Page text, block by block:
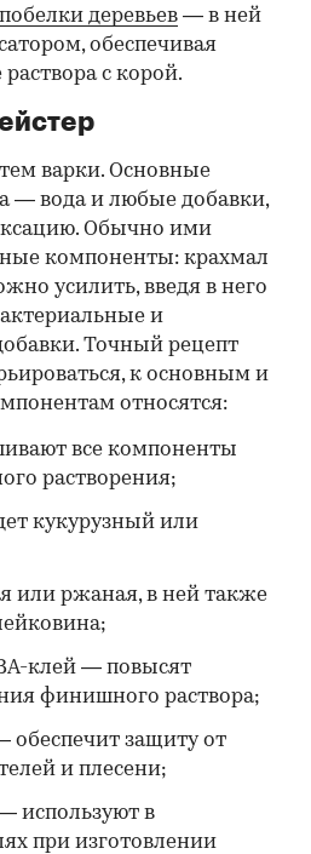
побелки деревьев — в ней
обеспечивая
с корой.
варки. Основные
— вода и любые добавки,
Обычно ими
компоненты: крахмал
усилить, введя в него
и
Точный рецепт
к основным и
относятся:
все компоненты
растворения;
кукурузный или
или ржаная, в ней также
клей — повысят
финишного раствора;
защиту от
и плесени;
используют в
при изготовлении